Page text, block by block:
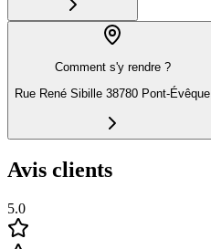
Comment s'y rendre ?
Rue René Sibille 38780 Pont-Évêque
Avis clients
5.0